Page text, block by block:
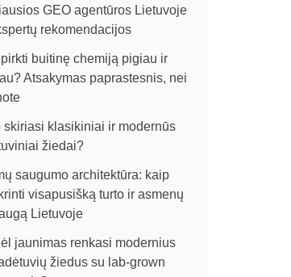
GEO agentūros Lietuvoje
rekomendacijos
pirkti buitinę chemiją pigiau ir
Atsakymas paprastesnis, nei
skiriasi klasikiniai ir modernūs
žiedai?
saugumo architektūra: kaip
visapusišką turto ir asmenų
Lietuvoje
jaunimas renkasi modernius
žiedus su lab-grown